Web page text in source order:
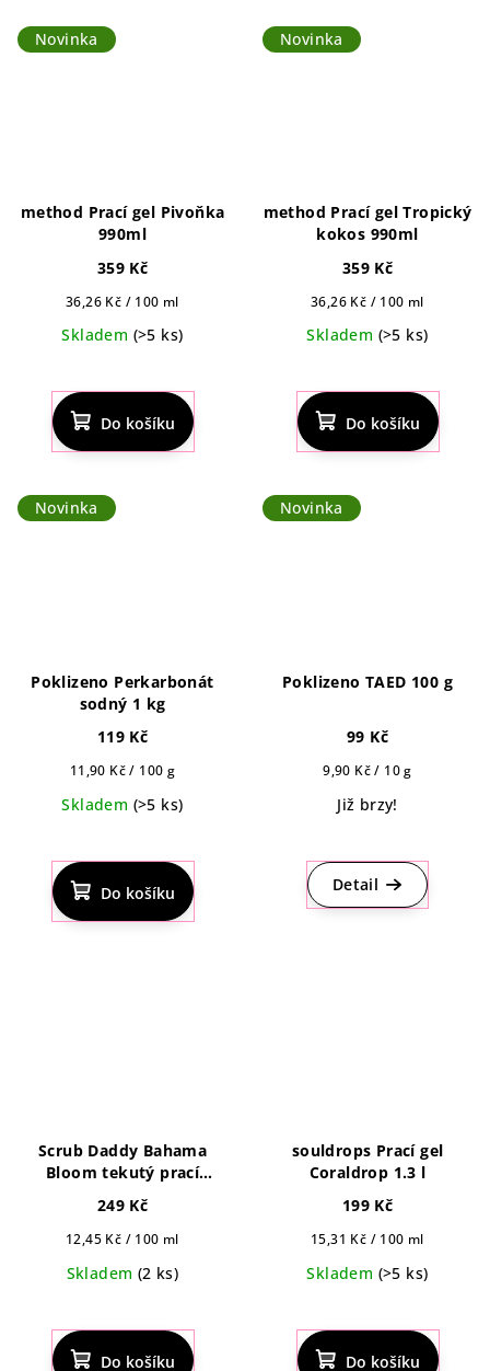
Novinka
method Prací gel Pivoňka
990ml
359 Kč
Měrná
36,26 Kč / 100 ml
Skladem (>5 ks)
Do košíku
Novinka
method Prací gel Tropický
kokos 990ml
359 Kč
Měrná
36,26 Kč / 100 ml
Skladem (>5 ks)
Do košíku
Novinka
Poklizeno Perkarbonát
sodný 1 kg
119 Kč
Měrná
11,90 Kč / 100 g
Skladem (>5 ks)
Do košíku
Novinka
Poklizeno TAED 100 g
99 Kč
Měrná
9,90 Kč / 10 g
Již brzy!
Detail
Scrub Daddy Bahama
Bloom tekutý prací
prostředek 2l
249 Kč
Měrná
12,45 Kč / 100 ml
Skladem (2 ks)
hodnocení
produktu
Do košíku
souldrops Prací gel
Coraldrop 1.3 l
199 Kč
Měrná
15,31 Kč / 100 ml
Skladem (>5 ks)
Do košíku